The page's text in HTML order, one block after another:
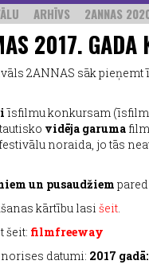
ARHĪVS 2ANNAS
2017. GADA
2ANNAS sāk
īsfilmu konkursam
vidēja garuma
noraida, jo tās
un pusaudžiem
kārtību lasi šeit.
šeit: filmfreeway
datumi: 2017